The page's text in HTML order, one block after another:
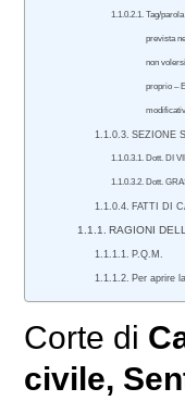
Tag/
prevista
non
proprio –
SEZIONE
Dott. DI
Dott.
FATTI DI
RAGIONI
P.Q.M.
Per aprire
Corte di
civile,